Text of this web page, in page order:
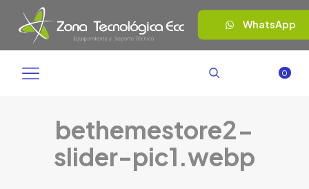
WhatsApp
0
bethemestore2-
slider-pic1.webp